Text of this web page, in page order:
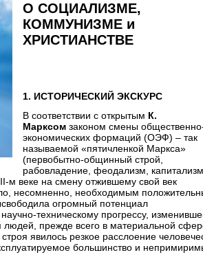
О СОЦИАЛИЗМЕ,
КОММУНИЗМЕ и
ХРИСТИАНСТВЕ
1. ИСТОРИЧЕСКИЙ ЭКСКУРС
В соответствии с открытым К.
Марксом законом смены
экономических формаций (ОЭФ) – так
называемой «пятичленкой Маркса»
(первобытно-общинный строй,
рабовладение, феодализм,
м веке на смену отжившему свой век
несомненно, необходимым
огромный потенциал
техническому прогрессу,
людей, прежде всего в материальной
явилось резкое расслоение
большинство и